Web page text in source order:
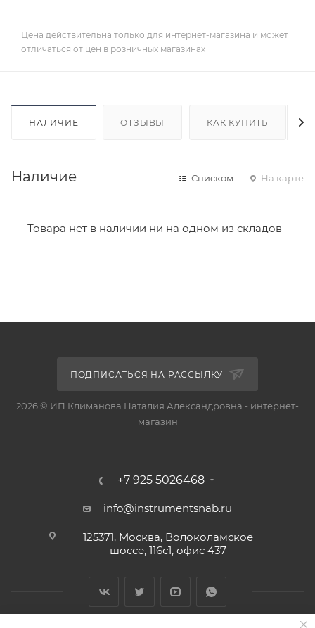
Цена действительна только для интернет-магазина и может
отличаться от цен в розничных магазинах
НАЛИЧИЕ ОТЗЫВЫ КАК КУПИТЬ
Наличие Списком На карте
Товара нет в наличии ни на одном из складов
ПОДПИСАТЬСЯ НА РАССЫЛКУ
2026 © ИП Климанова Наталия Александровна - интернет-
магазин
+7 925 5026468
info@instrumentsnab.ru
125371, Москва, Волоколамское
шоссе, 116с1, офис 437